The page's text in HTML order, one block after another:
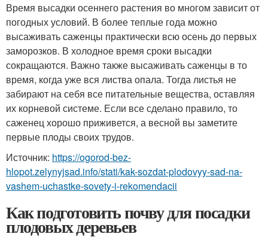
Время высадки осеннего растения во многом зависит от
погодных условий. В более теплые года можно
высаживать саженцы практически всю осень до первых
заморозков. В холодное время сроки высадки
сокращаются. Важно также высаживать саженцы в то
время, когда уже вся листва опала. Тогда листья не
забирают на себя все питательные вещества, оставляя
их корневой системе. Если все сделано правило, то
саженец хорошо приживется, а весной вы заметите
первые плоды своих трудов.
Источник: https://ogorod-bez-
hlopot.zelynyjsad.info/stati/kak-sozdat-plodovyy-sad-na-
vashem-uchastke-sovety-i-rekomendacii
Как подготовить почву для посадки
плодовых деревьев